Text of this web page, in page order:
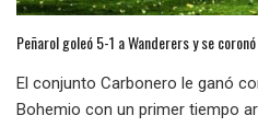
Peñarol goleó 5-1 a Wanderers y se
El conjunto Carbonero le ganó
Bohemio con un primer tiempo